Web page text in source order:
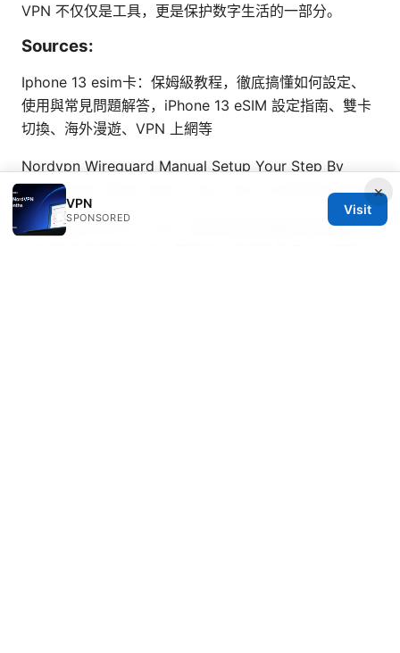
VPN 不仅仅是工具，更是保护数字生活的一部分。
Sources:
Iphone 13 esim卡：保姆級教程，徹底搞懂如何設定、
使用與常見問題解答，iPhone 13 eSIM 設定指南、雙卡
切換、海外漫遊、VPN 上網等
Nordvpn Wireguard Manual Setup Your Step By
Step Guide: Quick Start, Tips, And Troubleshooting
加速器英文叫什么？vpn：你的网络加速器还是安全卫
×
VPN
SPONSORED
Visit